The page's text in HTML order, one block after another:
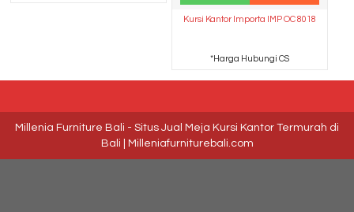
Kursi Kantor Importa IMP OC 8018
*Harga Hubungi CS
Millenia Furniture Bali - Situs Jual Meja Kursi Kantor Termurah di
Bali | Milleniafurniturebali.com